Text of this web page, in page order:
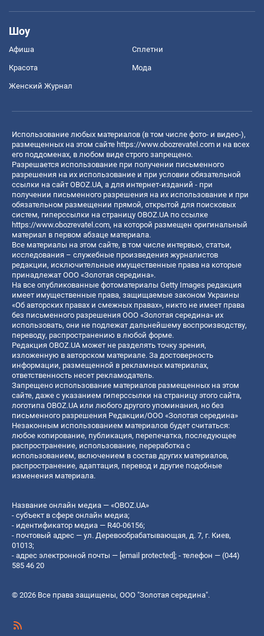
Шоу
Афиша Сплетни
Красота Мода
Женский Журнал
Использование любых материалов (в том числе фото- и видео-),
размещенных на этом сайте https://www.obozrevatel.com и на всех
его поддоменах, в любом виде строго запрещено.
Разрешается использование при получении письменного
разрешения на их использование и при условии обязательной
ссылки на сайт OBOZ.UA, а для интернет-изданий - при
получении письменного разрешения на их использование и при
обязательном размещении прямой, открытой для поисковых
систем, гиперссылки на страницу OBOZ.UA по ссылке
https://www.obozrevatel.com, на которой размещен оригинальный
материал в первом абзаце материала.
Все материалы на этом сайте, в том числе интервью, статьи,
исследования – служебные произведения журналистов
редакции, исключительные имущественные права на которые
принадлежат ООО «Золотая середина».
На все опубликованные фотоматериалы Getty Images редакция
имеет имущественные права, защищаемые законом Украины
«Об авторских правах и смежных правах», никто не имеет права
без письменного разрешения ООО «Золотая середина» их
использовать, они не подлежат дальнейшему воспроизводству,
переводу, распространению в любой форме.
Редакция OBOZ.UA может не разделять точку зрения,
изложенную в авторском материале. За достоверность
информации, размещенной в рекламных материалах,
ответственность несет рекламодатель.
Запрещено использование материалов размещенных на этом
сайте, даже с указанием гиперссылки на страницу этого сайта,
логотипа OBOZ.UA или любого другого упоминания, но без
письменного разрешения Редакции/ООО «Золотая середина»
Незаконным использованием материалов будет считаться:
любое копирование, публикация, перепечатка, последующее
распространение, использование, переработка с
использованием, включением в состав других материалов,
распространение, адаптация, перевод и другие подобные
изменения материала.
Название онлайн медиа — «OBOZ.UA»
- субъект в сфере онлайн медиа;
- идентификатор медиа — R40-06156;
- почтовый адрес — ул. Деревообрабатывающая, д. 7, г. Киев,
01013;
- адрес электронной почты — [email protected]; - телефон — (044)
585 46 20
© 2026 Все права защищены, ООО "Золотая середина".